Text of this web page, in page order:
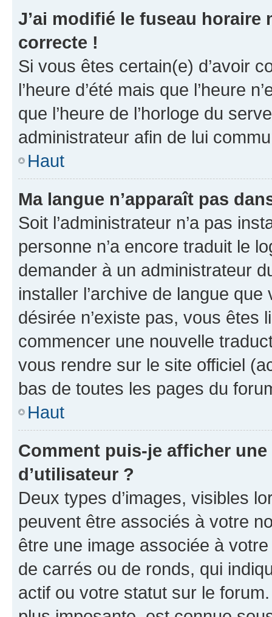
J’ai modifié le fuseau horaire
correcte !
Si vous êtes certain(e) d’avoir
l’heure d’été mais que l’heure
que l’heure de l’horloge du
administrateur afin de lui
Haut
Ma langue n’apparaît pas
Soit l’administrateur n’a pas
personne n’a encore traduit le
demander à un administrateur
installer l’archive de langue
désirée n’existe pas, vous êtes
commencer une nouvelle
vous rendre sur le site officiel
bas de toutes les pages du
Haut
Comment puis-je afficher
d’utilisateur ?
Deux types d’images, visibles
peuvent être associés à votre
être une image associée à
de carrés ou de ronds, qui
actif ou votre statut sur le